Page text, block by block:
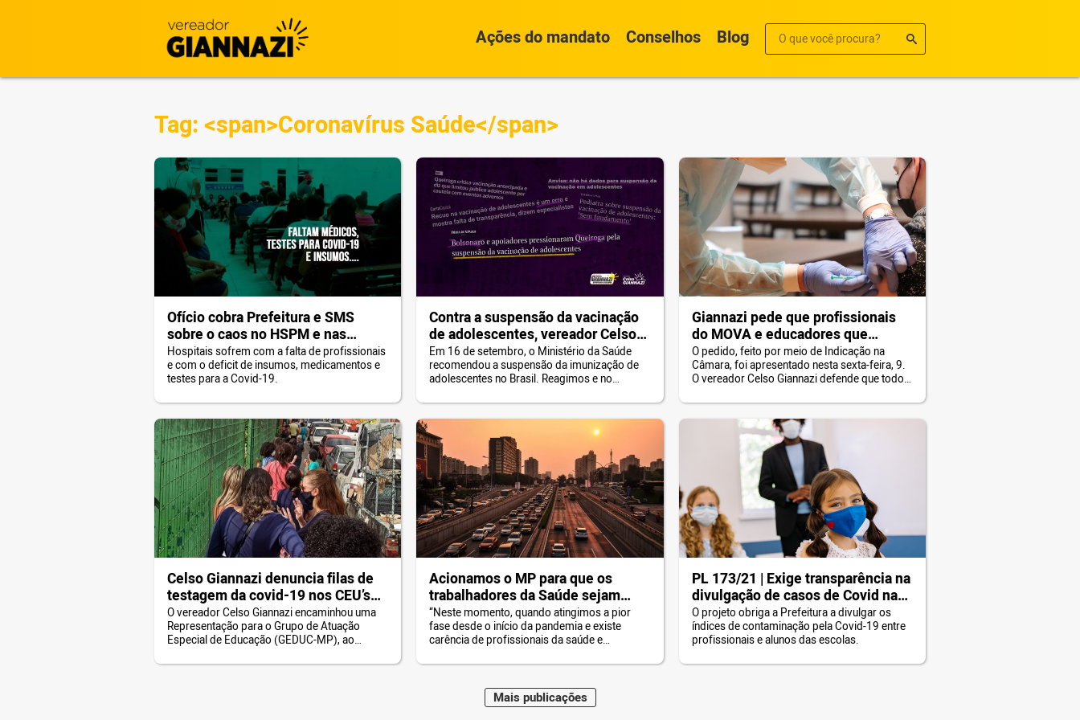
Ações do mandato Conselhos Blog
Tag: <span>Coronavírus Saúde</span>
Ofício cobra Prefeitura e SMS
sobre o caos no HSPM e nas
unidades de saúde do SUS
Hospitais sofrem com a falta de profissionais
e com o deficit de insumos, medicamentos e
testes para a Covid-19.
Contra a suspensão da vacinação
de adolescentes, vereador Celso
Giannazi e deputado Carlos
Giannazi acionam o MPF
Em 16 de setembro, o Ministério da Saúde
recomendou a suspensão da imunização de
adolescentes no Brasil. Reagimos e no
representação ao Ministério Público Federal
(MPF) pedindo que essa decisão seja
invalidada. Afinal, o governo Bolsonaro lista
uma série de mentiras para justificar sua
decisão! A mentira mais flagrante é a […]
Giannazi pede que profissionais
do MOVA e educadores que
trabalham com jovens em situação
de vulnerabilidade ou privados de
liberdade também sejam incluídos
nos grupos de vacinação
O pedido, feito por meio de Indicação na
Câmara, foi apresentado nesta sexta-feira, 9.
O vereador Celso Giannazi defende que todos
vacinados antes da volta às aulas presenciais.
Essa é a única maneira de garantir uma
reabertura segura das escolas. Desde o início
do seu mandato, em janeiro de 2019, […]
Celso Giannazi denuncia filas de
testagem da covid-19 nos CEU’s
ao Ministério Público
O vereador Celso Giannazi encaminhou uma
Representação para o Grupo de Atuação
Especial de Educação (GEDUC-MP), ao
Público e Social do Ministério Público, nesta
Acionamos o MP para que os
trabalhadores da Saúde sejam
excluídos do novo rodízio
“Neste momento, quando atingimos a pior
fase desde o início da pandemia e existe
carência de profissionais da saúde e
temerário impor uma regra que prejudique a
de saúde”, diz a representação conjunta
enviada ao Ministério Público (MP) na sexta-
PL 173/21 | Exige transparência na
divulgação de casos de Covid nas
escolas
O projeto obriga a Prefeitura a divulgar os
índices de contaminação pela Covid-19 entre
profissionais e alunos das escolas.
Maispublicações